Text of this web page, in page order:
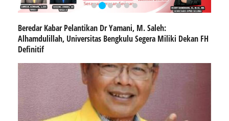
Beredar Kabar Pelantikan Dr Yamani, M. Saleh:
Alhamdulillah, Universitas Bengkulu Segera Miliki Dekan FH
Definitif